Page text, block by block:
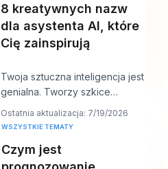
8 kreatywnych nazw
dla asystenta AI, które
Cię zainspirują
Twoja sztuczna inteligencja jest
genialna. Tworzy szkice
szybciej niż Twój zespół,
odpowiada zwięźle
Ostatnia aktualizacja: 7/19/2026
WSZYSTKIE TEMATY
Czym jest